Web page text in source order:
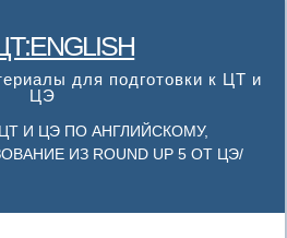
для подготовки к ЦТ и
ЦЭ
И ЦЭ ПО АНГЛИЙСКОМУ,
ИЗ ROUND UP 5 ОТ ЦЭ/